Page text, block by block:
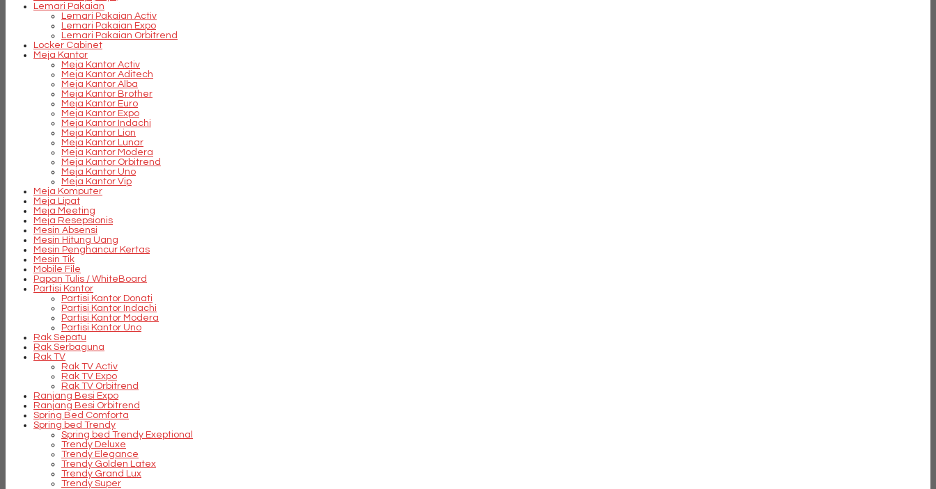
Lemari Pakaian
Lemari Pakaian Activ
Lemari Pakaian Expo
Lemari Pakaian Orbitrend
Locker Cabinet
Meja Kantor
Meja Kantor Activ
Meja Kantor Aditech
Meja Kantor Alba
Meja Kantor Brother
Meja Kantor Euro
Meja Kantor Expo
Meja Kantor Indachi
Meja Kantor Lion
Meja Kantor Lunar
Meja Kantor Modera
Meja Kantor Orbitrend
Meja Kantor Uno
Meja Kantor Vip
Meja Komputer
Meja Lipat
Meja Meeting
Meja Resepsionis
Mesin Absensi
Mesin Hitung Uang
Mesin Penghancur Kertas
Mesin Tik
Mobile File
Papan Tulis / WhiteBoard
Partisi Kantor
Partisi Kantor Donati
Partisi Kantor Indachi
Partisi Kantor Modera
Partisi Kantor Uno
Rak Sepatu
Rak Serbaguna
Rak TV
Rak TV Activ
Rak TV Expo
Rak TV Orbitrend
Ranjang Besi Expo
Ranjang Besi Orbitrend
Spring Bed Comforta
Spring bed Trendy
Spring bed Trendy Exeptional
Trendy Deluxe
Trendy Elegance
Trendy Golden Latex
Trendy Grand Lux
Trendy Super